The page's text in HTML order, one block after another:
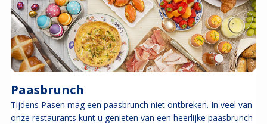
Paasbrunch
Tijdens Pasen mag een paasbrunch niet ontbreken. In veel van
onze restaurants kunt u genieten van een heerlijke paasbrunch